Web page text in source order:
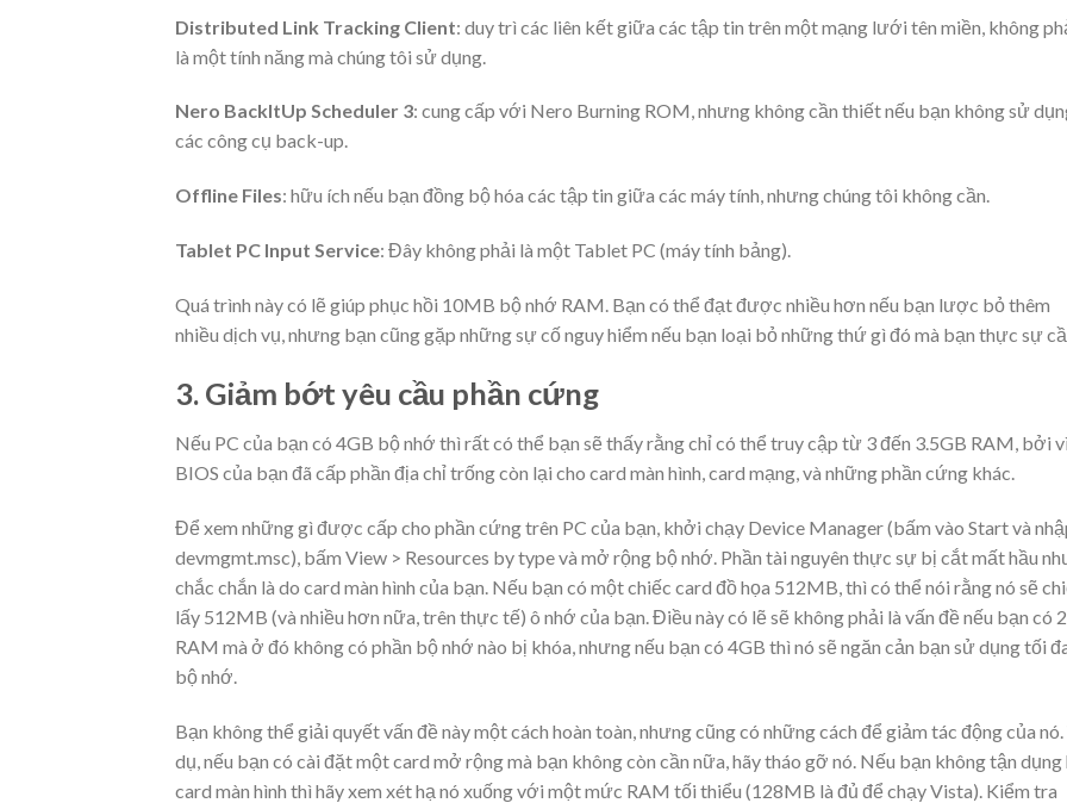
Distributed Link Tracking Client: duy trì các liên kết giữa các tập tin trên một mạng lưới tên miền, không
là một tính năng mà chúng tôi sử dụng.
Nero BackItUp Scheduler 3: cung cấp với Nero Burning ROM, nhưng không cần thiết nếu bạn không sử
các công cụ back-up.
Offline Files: hữu ích nếu bạn đồng bộ hóa các tập tin giữa các máy tính, nhưng chúng tôi không cần.
Tablet PC Input Service: Đây không phải là một Tablet PC (máy tính bảng).
Quá trình này có lẽ giúp phục hồi 10MB bộ nhớ RAM. Bạn có thể đạt được nhiều hơn nếu bạn lược bỏ thêm
nhiều dịch vụ, nhưng bạn cũng gặp những sự cố nguy hiểm nếu bạn loại bỏ những thứ gì đó mà bạn thực sự
3. Giảm bớt yêu cầu phần cứng
Nếu PC của bạn có 4GB bộ nhớ thì rất có thể bạn sẽ thấy rằng chỉ có thể truy cập từ 3 đến 3.5GB RAM, bởi
BIOS của bạn đã cấp phần địa chỉ trống còn lại cho card màn hình, card mạng, và những phần cứng khác.
Để xem những gì được cấp cho phần cứng trên PC của bạn, khởi chạy Device Manager (bấm vào Start và
devmgmt.msc), bấm View > Resources by type và mở rộng bộ nhớ. Phần tài nguyên thực sự bị cắt mất hầu
chắc chắn là do card màn hình của bạn. Nếu bạn có một chiếc card đồ họa 512MB, thì có thể nói rằng nó sẽ
lấy 512MB (và nhiều hơn nữa, trên thực tế) ô nhớ của bạn. Điều này có lẽ sẽ không phải là vấn đề nếu bạn có
RAM mà ở đó không có phần bộ nhớ nào bị khóa, nhưng nếu bạn có 4GB thì nó sẽ ngăn cản bạn sử dụng tối
bộ nhớ.
Bạn không thể giải quyết vấn đề này một cách hoàn toàn, nhưng cũng có những cách để giảm tác động của
dụ, nếu bạn có cài đặt một card mở rộng mà bạn không còn cần nữa, hãy tháo gỡ nó. Nếu bạn không tận
card màn hình thì hãy xem xét hạ nó xuống với một mức RAM tối thiểu (128MB là đủ để chạy Vista). Kiểm tra